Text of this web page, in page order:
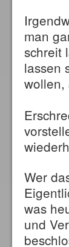
man
schreit
lassen
wollen,
Wer
was
und